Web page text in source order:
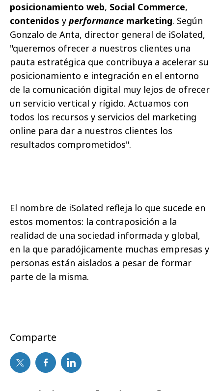
posicionamiento web, Social Commerce,
contenidos y performance marketing. Según
Gonzalo de Anta, director general de iSolated,
"queremos ofrecer a nuestros clientes una
pauta estratégica que contribuya a acelerar su
posicionamiento e integración en el entorno
de la comunicación digital muy lejos de ofrecer
un servicio vertical y rígido. Actuamos con
todos los recursos y servicios del marketing
online para dar a nuestros clientes los
resultados comprometidos".
El nombre de iSolated refleja lo que sucede en
estos momentos: la contraposición a la
realidad de una sociedad informada y global,
en la que paradójicamente muchas empresas y
personas están aislados a pesar de formar
parte de la misma.
Comparte